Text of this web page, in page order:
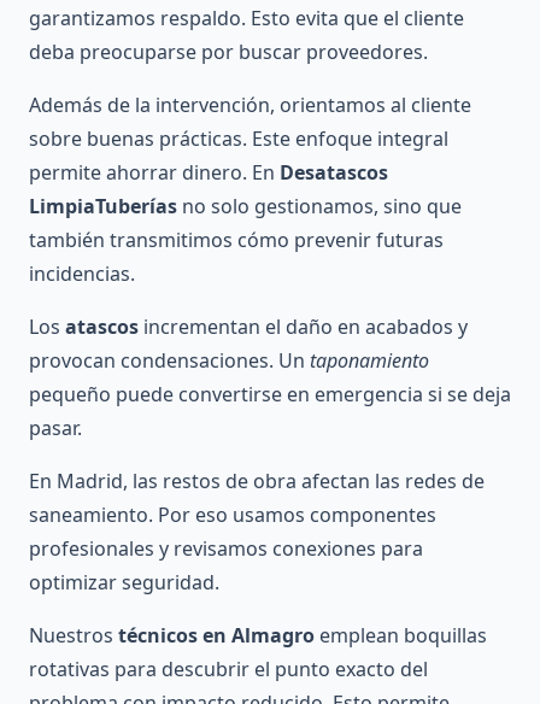
garantizamos respaldo. Esto evita que el cliente
deba preocuparse por buscar proveedores.
Además de la intervención, orientamos al cliente
sobre buenas prácticas. Este enfoque integral
permite ahorrar dinero. En Desatascos
LimpiaTuberías no solo gestionamos, sino que
también transmitimos cómo prevenir futuras
incidencias.
Los atascos incrementan el daño en acabados y
provocan condensaciones. Un taponamiento
pequeño puede convertirse en emergencia si se deja
pasar.
En Madrid, las restos de obra afectan las redes de
saneamiento. Por eso usamos componentes
profesionales y revisamos conexiones para
optimizar seguridad.
Nuestros técnicos en Almagro emplean boquillas
rotativas para descubrir el punto exacto del